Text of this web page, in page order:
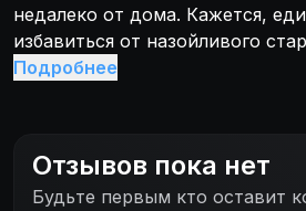
недалеко от дома. Кажется,
избавиться от назойливого
раскопках.
Подробнее
Отзывов пока нет
Будьте первым кто оставит